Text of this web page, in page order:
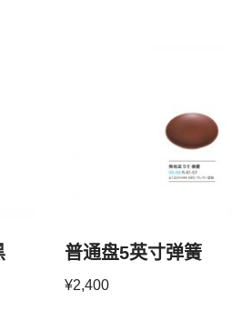
普通盘5英寸弹簧
¥2,400